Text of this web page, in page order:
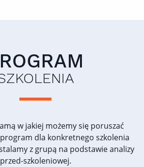
w jakiej możemy się poruszać
dla konkretnego szkolenia
z grupą na podstawie analizy
przed-szkoleniowej.